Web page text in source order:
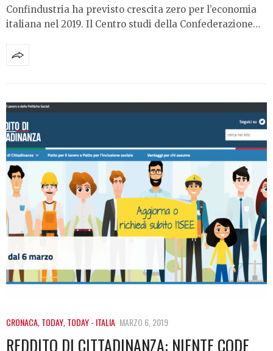
Confindustria ha previsto crescita zero per l’economia
italiana nel 2019. Il Centro studi della Confederazione…
CRONACA,TODAY,TODAY - ITALIA MARZO 6, 2019
REDDITO DI CITTADINANZA: NIENTE CODE